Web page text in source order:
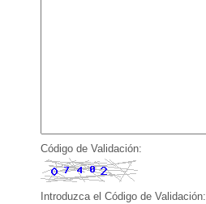
Código de Validación:
Introduzca el Código de Validación: